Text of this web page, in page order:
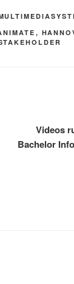
,
Videos
Bachelor